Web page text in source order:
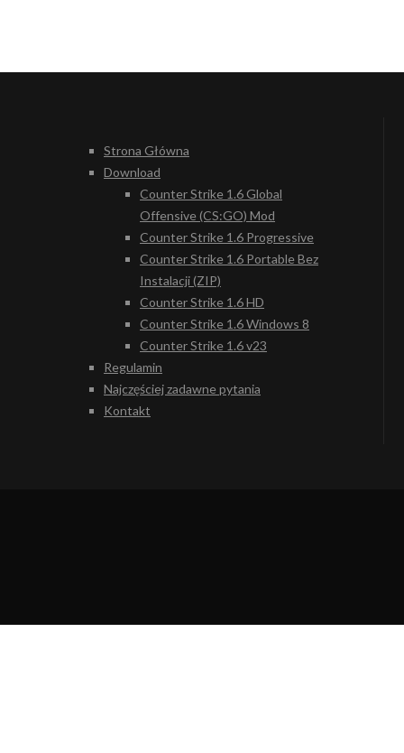
Strona Główna
Download
Counter Strike 1.6 Global
Offensive (CS:GO) Mod
Counter Strike 1.6 Progressive
Counter Strike 1.6 Portable Bez
Instalacji (ZIP)
Counter Strike 1.6 HD
Counter Strike 1.6 Windows 8
Counter Strike 1.6 v23
Regulamin
Najczęściej zadawne pytania
Kontakt